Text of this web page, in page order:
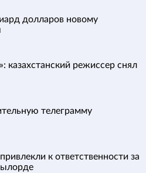
долларов новому
казахстанский режиссер снял
телеграмму
к ответственности за